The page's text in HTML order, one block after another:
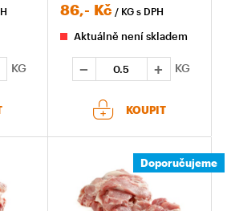
KG
86,- Kč / KG s DPH
Aktuálně není skladem
KG
KOUPIT
Doporučujeme